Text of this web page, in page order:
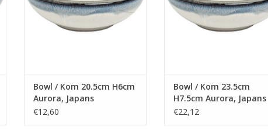
Bowl / Kom 20.5cm H6cm
Aurora, Japans
€12,60
Bowl / Kom 23.5cm
H7.5cm Aurora, Japans
€22,12